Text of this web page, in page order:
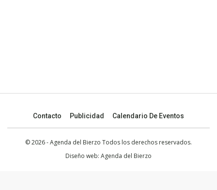
Contacto Publicidad Calendario De Eventos
© 2026 - Agenda del Bierzo Todos los derechos reservados.
Diseño web: Agenda del Bierzo